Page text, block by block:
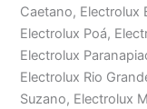
Caetano, Electrolux
Electrolux Poá,
Electrolux
Electrolux Rio
Suzano, Electrolux